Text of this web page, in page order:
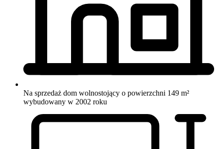
Na sprzedaż dom wolnostojący o powierzchni 149 m²
wybudowany w 2002 roku